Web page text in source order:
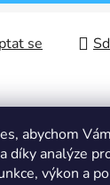
abychom
díky analýze
výkon a
se